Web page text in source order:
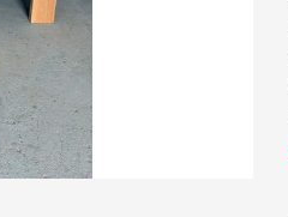
POSTEL SARDINIE - JASAN
30 000 Kč